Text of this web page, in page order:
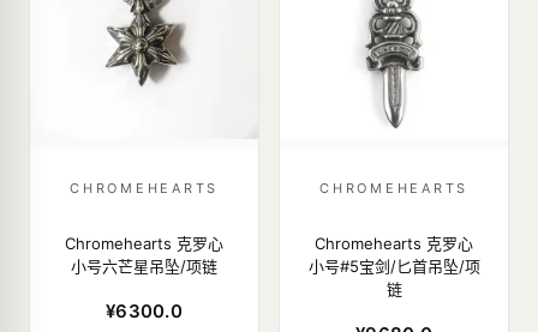
CHROMEHEARTS
Chromehearts 克罗心
小号六芒星吊坠/项链
¥6300.0
CHROMEHEARTS
Chromehearts 克罗心
小号#5宝剑/匕首吊坠/项
链